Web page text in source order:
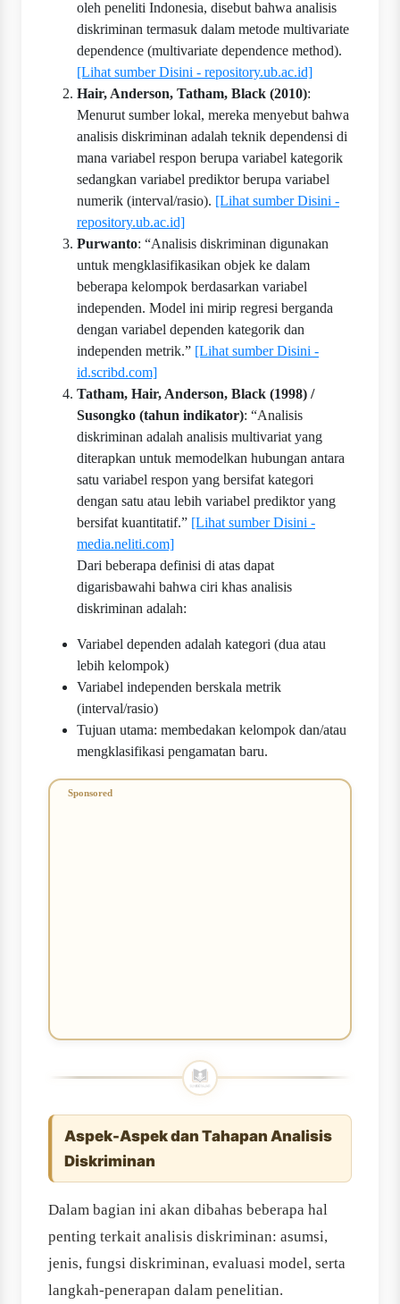
oleh peneliti Indonesia, disebut bahwa analisis
diskriminan termasuk dalam metode multivariate
dependence (multivariate dependence method).
[Lihat sumber Disini - repository.ub.ac.id]
Hair, Anderson, Tatham, Black (2010):
Menurut sumber lokal, mereka menyebut bahwa
analisis diskriminan adalah teknik dependensi di
mana variabel respon berupa variabel kategorik
sedangkan variabel prediktor berupa variabel
numerik (interval/rasio). [Lihat sumber Disini -
repository.ub.ac.id]
Purwanto: “Analisis diskriminan digunakan
untuk mengklasifikasikan objek ke dalam
beberapa kelompok berdasarkan variabel
independen. Model ini mirip regresi berganda
dengan variabel dependen kategorik dan
independen metrik.” [Lihat sumber Disini -
id.scribd.com]
Tatham, Hair, Anderson, Black (1998) /
Susongko (tahun indikator): “Analisis
diskriminan adalah analisis multivariat yang
diterapkan untuk memodelkan hubungan antara
satu variabel respon yang bersifat kategori
dengan satu atau lebih variabel prediktor yang
bersifat kuantitatif.” [Lihat sumber Disini -
media.neliti.com]
Dari beberapa definisi di atas dapat
digarisbawahi bahwa ciri khas analisis
diskriminan adalah:
Variabel dependen adalah kategori (dua atau
lebih kelompok)
Variabel independen berskala metrik
(interval/rasio)
Tujuan utama: membedakan kelompok dan/atau
mengklasifikasi pengamatan baru.
Aspek-Aspek dan Tahapan Analisis
Diskriminan
Dalam bagian ini akan dibahas beberapa hal
penting terkait analisis diskriminan: asumsi,
jenis, fungsi diskriminan, evaluasi model, serta
langkah-penerapan dalam penelitian.